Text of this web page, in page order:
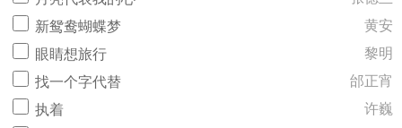
新鸳鸯蝴蝶梦
黄安
眼睛想旅行
黎明
找一个字代替
邰正宵
执着
许巍